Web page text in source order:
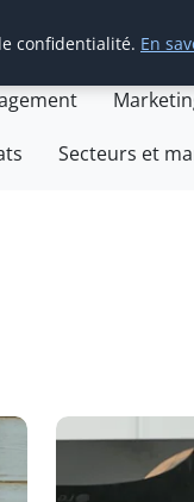
Secteurs et
confidentialité. En